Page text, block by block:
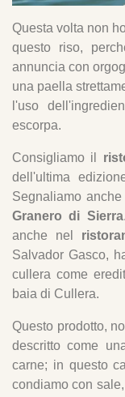
Questa volta non
questo riso,
annuncia con
una paella
l'uso
escorpa.
Consigliamo il
dell'ultima
Segnaliamo
Granero di Sierra
anche nel
Salvador Gasco,
cullera come
baia di Cullera.
Questo prodotto,
descritto come
carne; in questo
condiamo con